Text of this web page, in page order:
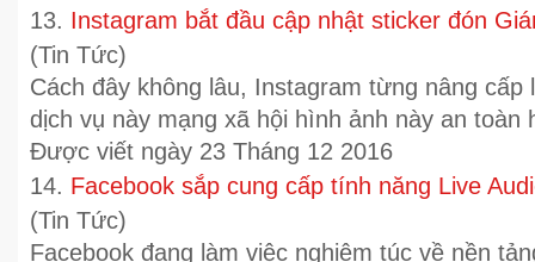
13. Instagram bắt đầu cập nhật sticker đón
(Tin Tức)
Cách đây không lâu, Instagram từng nâng
dịch vụ này mạng xã hội hình ảnh này an toàn
Được viết ngày 23 Tháng 12 2016
14. Facebook sắp cung cấp tính năng Live
(Tin Tức)
Facebook đang làm việc nghiêm túc về nền